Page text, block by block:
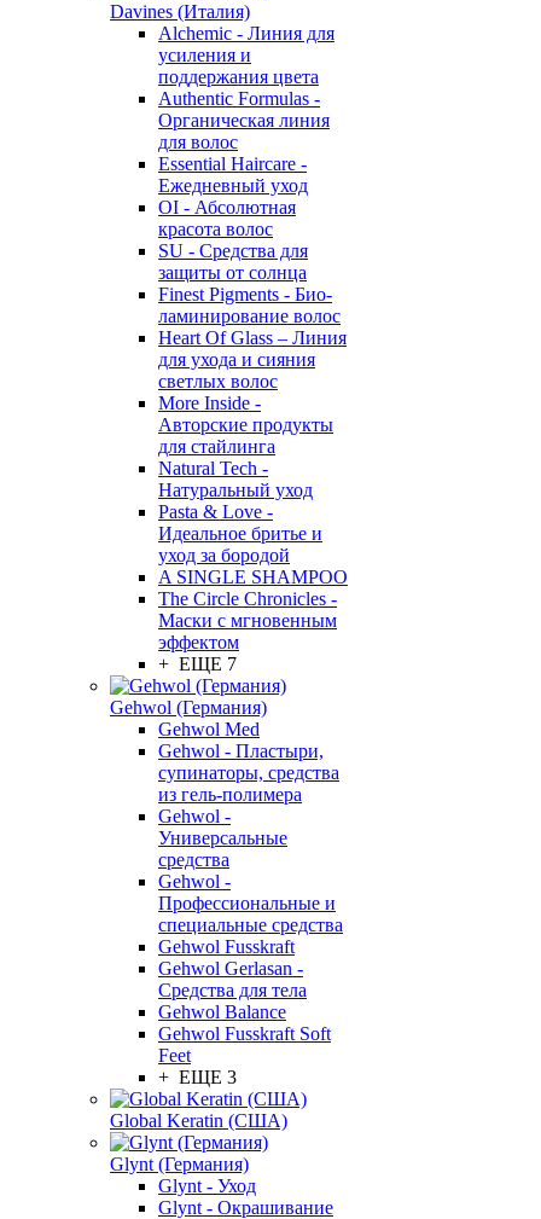
Davines (Италия)
Alchemic - Линия для
усиления и
поддержания цвета
Authentic Formulas -
Органическая линия
для волос
Essential Haircare -
Eжедневный уход
OI - Абсолютная
красота волос
SU - Средства для
защиты от солнца
Finest Pigments - Био-
ламинирование волос
Heart Of Glass – Линия
для ухода и сияния
светлых волос
More Inside -
Авторские продукты
для стайлинга
Natural Tech -
Натуральный уход
Pasta & Love -
Идеальное бритье и
уход за бородой
A SINGLE SHAMPOO
The Circle Chronicles -
Маски с мгновенным
эффектом
+ ЕЩЕ 7
Gehwol (Германия)
Gehwol Med
Gehwol - Пластыри,
супинаторы, средства
из гель-полимера
Gehwol -
Универсальные
средства
Gehwol -
Профессиональные и
специальные средства
Gehwol Fusskraft
Gehwol Gerlasan -
Средства для тела
Gehwol Balance
Gehwol Fusskraft Soft
Feet
+ ЕЩЕ 3
Global Keratin (США)
Glynt (Германия)
Glynt - Уход
Glynt - Окрашивание